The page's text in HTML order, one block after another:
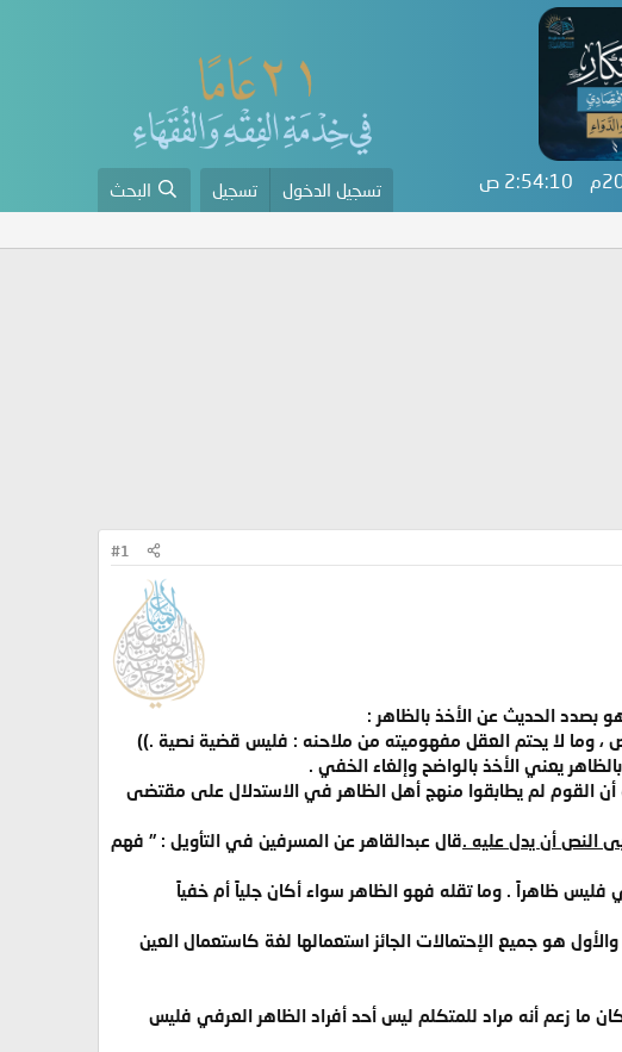
2:54:11 ص تسجيل الدخول تسجيل البحث
#1
، وما لا يحتم العقل مفهوميته من ملاحنه : فليس قضية نصية .))
يعني الأخذ بالواضح وإلغاء الخفي .
القوم لم يطابقوا منهج أهل الظاهر في الاستدلال على مقتضى
النص أن يدل عليه . قال عبدالقاهر عن المسرفين في التأويل : " فهم
فليس ظاهراً . وما تقله فهو الظاهر سواء أكان جلياً أم خفياً
هو جميع الإحتمالات الجائز استعمالها لغة كاستعمال العين
ما زعم أنه مراد للمتكلم ليس أحد أفراد الظاهر العرفي فليس